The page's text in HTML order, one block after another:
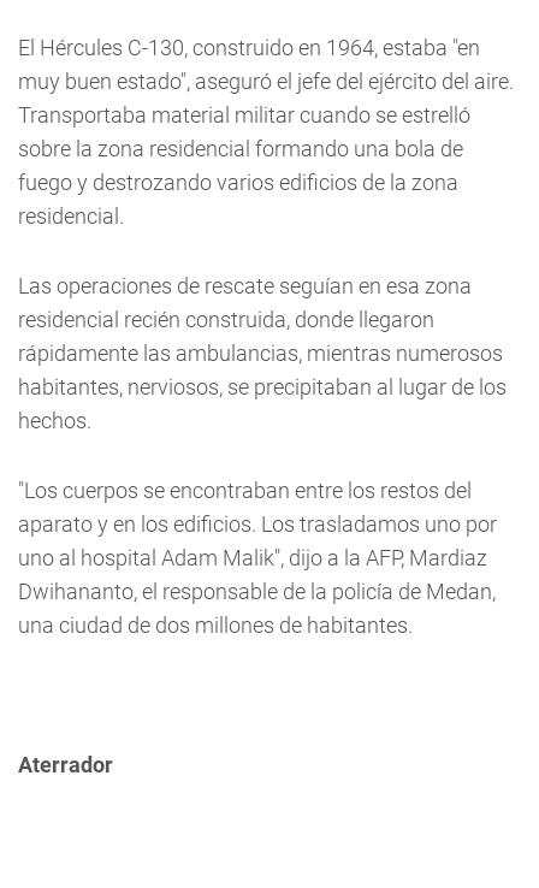
El Hércules C-130, construido en 1964, estaba "en
muy buen estado", aseguró el jefe del ejército del aire.
Transportaba material militar cuando se estrelló
sobre la zona residencial formando una bola de
fuego y destrozando varios edificios de la zona
residencial.
Las operaciones de rescate seguían en esa zona
residencial recién construida, donde llegaron
rápidamente las ambulancias, mientras numerosos
habitantes, nerviosos, se precipitaban al lugar de los
hechos.
"Los cuerpos se encontraban entre los restos del
aparato y en los edificios. Los trasladamos uno por
uno al hospital Adam Malik", dijo a la AFP, Mardiaz
Dwihananto, el responsable de la policía de Medan,
una ciudad de dos millones de habitantes.
Aterrador